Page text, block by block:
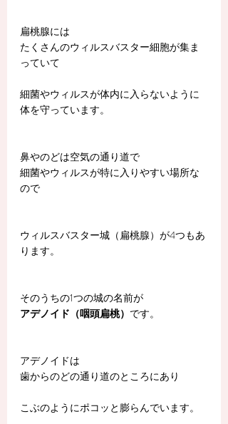
扁桃腺には
たくさんのウィルスバスター細胞が集ま
っていて
細菌やウィルスが体内に入らないように
体を守っています。
鼻やのどは空気の通り道で
細菌やウィルスが特に入りやすい場所な
ので
ウィルスバスター城（扁桃腺）が4つもあ
ります。
そのうちの1つの城の名前が
アデノイド（咽頭扁桃） です。
アデノイドは
歯からのどの通り道のところにあり
こぶのようにポコッと膨らんでいます。